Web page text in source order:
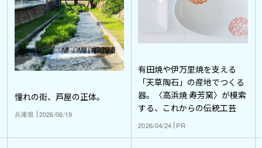
憧れの街、芦屋の正体。
兵庫県 2026/06/19
有田焼や伊万里焼を支える
「天草陶石」の産地でつくる
器。〈高浜焼 寿芳窯〉が模索
する、これからの伝統工芸
2026/04/24 PR